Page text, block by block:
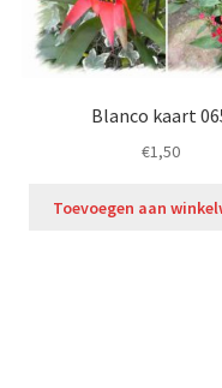
Blanco kaart
€1,50
Toevoegen aan